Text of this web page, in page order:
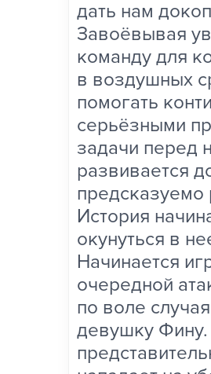
дать нам
Завоёвывая
команду для
в воздушных
помогать
серьёзными
задачи перед
развивается
История
окунуться в
Начинается
очередной
по воле
девушку Фину.